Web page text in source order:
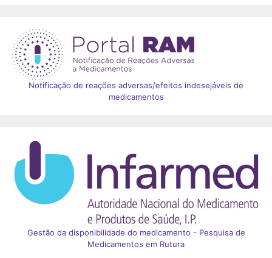
Notificação de reações adversas/efeitos indesejáveis de
medicamentos
Gestão da disponibilidade do medicamento - Pesquisa de
Medicamentos em Rutura